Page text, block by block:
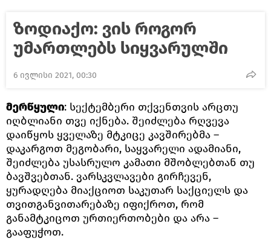
ზოდიაქო: ვის როგორ
უმართლებს სიყვარულში
6 ივლისი 2021, 00:30
მერწყული: სექტემბერი თქვენთვის არცთუ
იღბლიანი თვე იქნება. შეიძლება რღვევა
დაიწყოს ყველაზე მტკიცე კავშირებმა –
დაკარგოთ მეგობარი, საყვარელი ადამიანი,
შეიძლება უსასრულო კამათი მშობლებთან თუ
ბავშვებთან. ვარსკვლავები გირჩევენ,
ყურადღება მიაქციოთ საკუთარ საქციელს და
თვითგანვითარებაზე იფიქროთ, რომ
განამტკიცოთ ურთიერთობები და არა –
გააფუჭოთ.